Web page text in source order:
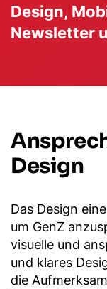
Design,
Newsletter
Design
Das Design
um GenZ
visuelle und
und klares
die